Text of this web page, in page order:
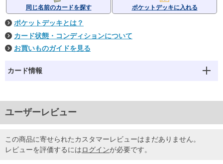
同じ名前のカードを探す ポケットデッキに入れる
ポケットデッキとは？
カード状態・コンディションについて
お買いものガイドを見る
カード情報
ユーザーレビュー
この商品に寄せられたカスタマーレビューはまだありません。
レビューを評価するにはログインが必要です。